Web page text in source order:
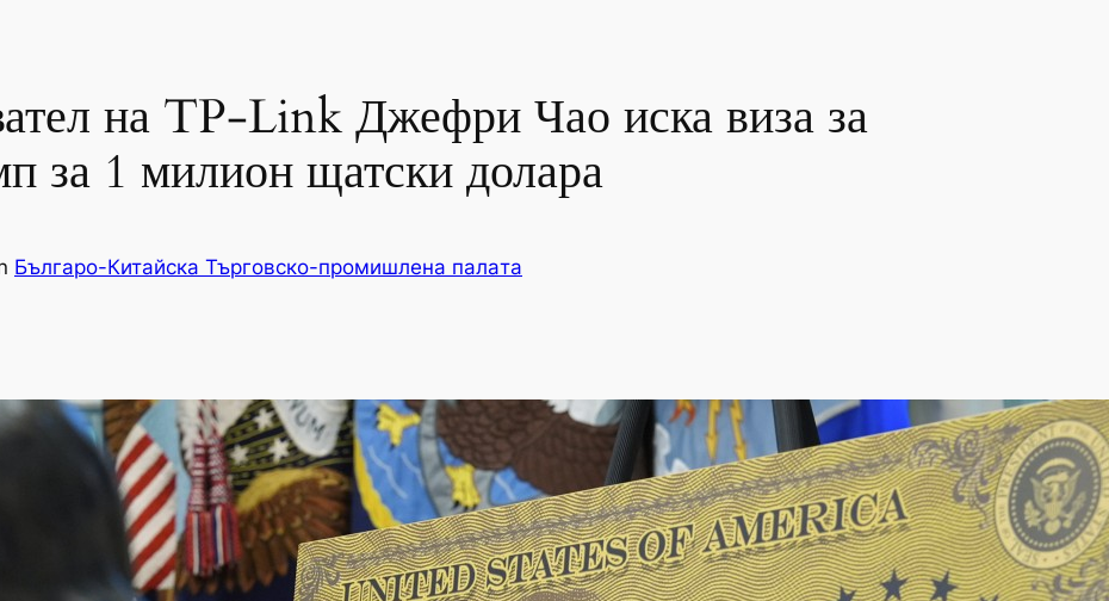
на TP-Link Джефри Чао иска виза за
за 1 милион щатски долара
Българо-Китайска Търговско-промишлена палaта